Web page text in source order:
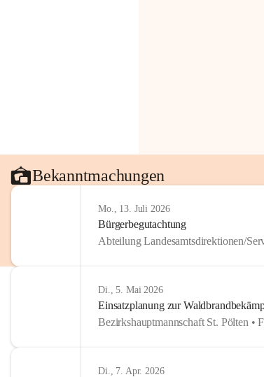
Bekanntmachungen
Mo., 13. Juli 2026
Bürgerbegutachtung
Abteilung Landesamtsdirektionen/
Di., 5. Mai 2026
Einsatzplanung zur
Bezirkshauptmannschaft St. Pölten •
Di., 7. Apr. 2026